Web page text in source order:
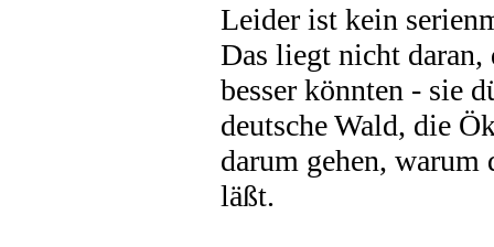
Leider ist kein
Das liegt nicht daran,
besser könnten - sie
deutsche Wald, die
darum gehen,
läßt.